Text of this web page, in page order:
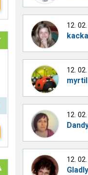
12.
12.
myrtil
12.
12.